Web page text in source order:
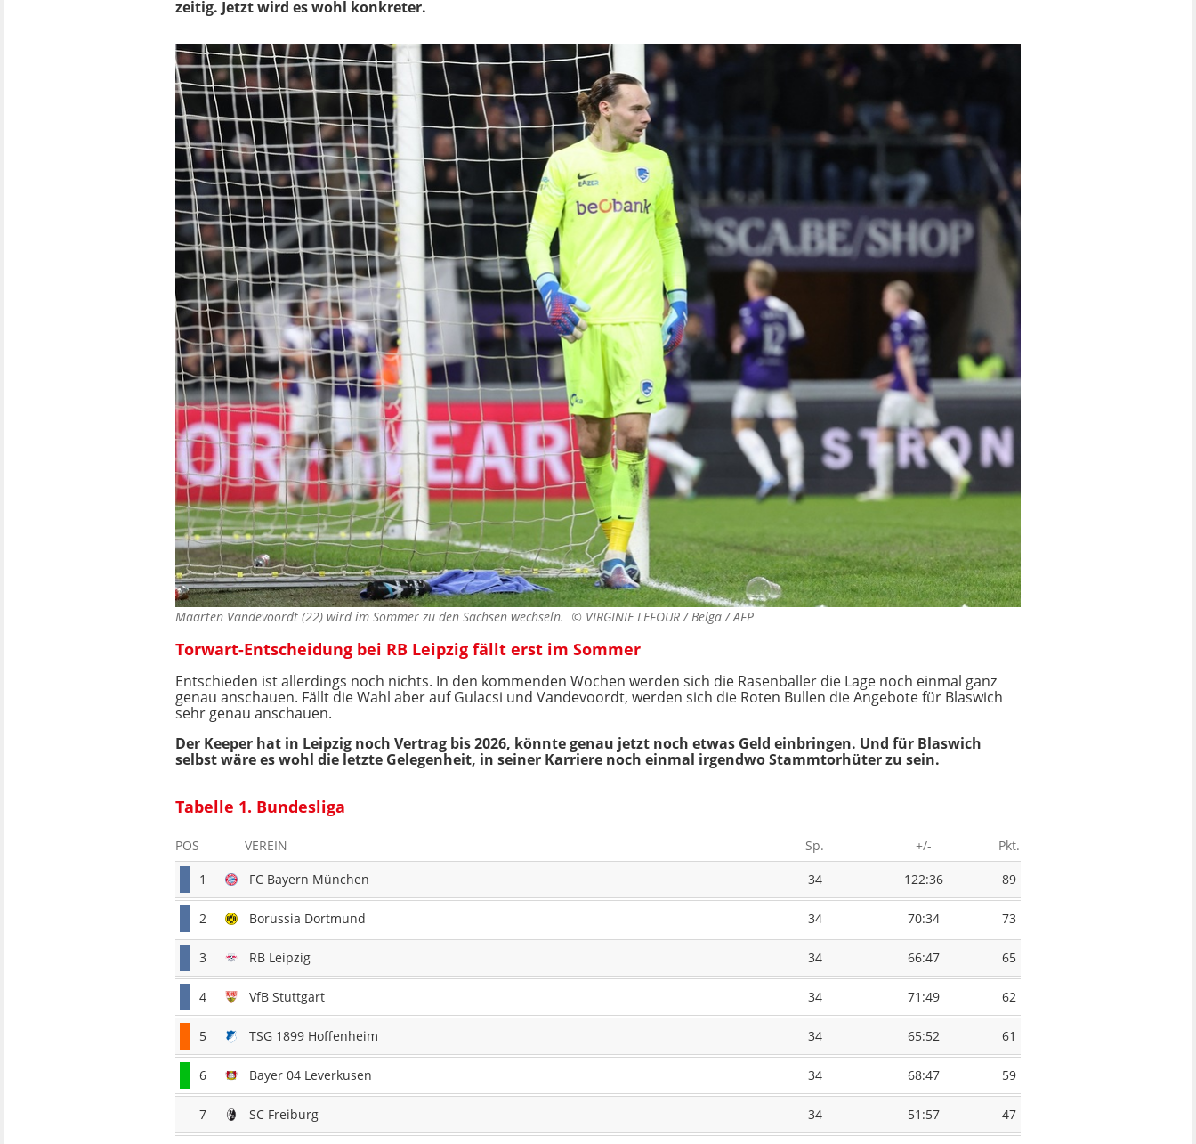
zeitig. Jetzt wird es wohl konkreter.
Maarten Vandevoordt (22) wird im Sommer zu den Sachsen wechseln. © VIRGINIE LEFOUR / Belga / AFP
Torwart-Entscheidung bei RB Leipzig fällt erst im Sommer
Entschieden ist allerdings noch nichts. In den kommenden Wochen werden sich die Rasenballer die Lage noch einmal ganz
genau anschauen. Fällt die Wahl aber auf Gulacsi und Vandevoordt, werden sich die Roten Bullen die Angebote für Blaswich
sehr genau anschauen.
Der Keeper hat in Leipzig noch Vertrag bis 2026, könnte genau jetzt noch etwas Geld einbringen. Und für Blaswich
selbst wäre es wohl die letzte Gelegenheit, in seiner Karriere noch einmal irgendwo Stammtorhüter zu sein.
Tabelle 1. Bundesliga
POS VEREIN Sp. +/-
Pkt.
1
FC Bayern München 34 122:36 89
2 Borussia Dortmund 34 70:34 73
3 RB Leipzig 34 66:47 65
4 VfB Stuttgart 34 71:49 62
5 TSG 1899 Hoffenheim 34 65:52 61
6 Bayer 04 Leverkusen 34 68:47 59
7 SC Freiburg 34 51:57 47